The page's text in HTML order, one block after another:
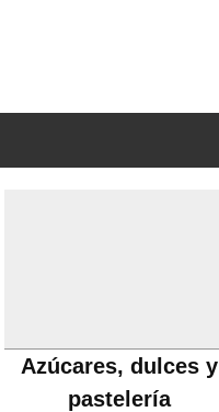
Azúcares, dulces y
pastelería